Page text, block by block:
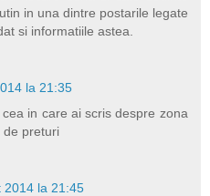
in una dintre postarile legate
si informatiile astea.
la 21:35
in care ai scris despre zona
de preturi
2014 la 21:45